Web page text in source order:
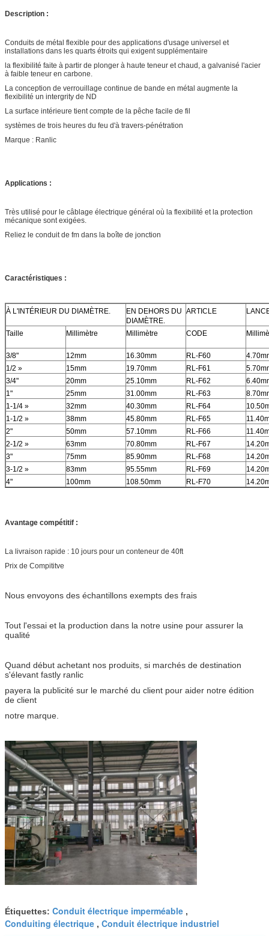
Description :
Conduits de métal flexible pour des applications d'usage universel et
installations dans les quarts étroits qui exigent supplémentaire
la flexibilité faite à partir de plonger à haute teneur et chaud, a galvanisé l'acier
à faible teneur en carbone.
La conception de verrouillage continue de bande en métal augmente la
flexibilité un intergrity de ND
La surface intérieure tient compte de la pêche facile de fil
systèmes de trois heures du feu d'à travers-pénétration
Marque : Ranlic
Applications :
Très utilisé pour le câblage électrique général où la flexibilité et la protection
mécanique sont exigées.
Reliez le conduit de fm dans la boîte de jonction
Caractéristiques :
À L'INTÉRIEUR DU DIAMÈTRE.
EN DEHORS DU
DIAMÈTRE.
ARTICLE
Taille Millimètre Millimètre CODE
3/8" 12mm 16.30mm RL-F60
1/2 »
15mm 19.70mm RL-F61
3/4"
20mm 25.10mm RL-F62
1"
25mm 31.00mm RL-F63
1-1/4 »
32mm 40.30mm RL-F64
1-1/2 »
38mm 45.80mm RL-F65
2"
50mm 57.10mm RL-F66
2-1/2 »
63mm 70.80mm RL-F67
3"
75mm 85.90mm RL-F68
3-1/2 »
83mm 95.55mm RL-F69
4"
100mm 108.50mm RL-F70
Avantage compétitif :
La livraison rapide : 10 jours pour un conteneur de 40ft
Prix de Compititve
Nous envoyons des échantillons exempts des frais
Tout l'essai et la production dans la notre usine pour assurer la
qualité
Quand début achetant nos produits, si marchés de destination
s'élevant fastly ranlic
payera la publicité sur le marché du client pour aider notre édition
de client
notre marque.
Étiquettes: Conduit électrique imperméable ,
Conduiting électrique , Conduit électrique industriel